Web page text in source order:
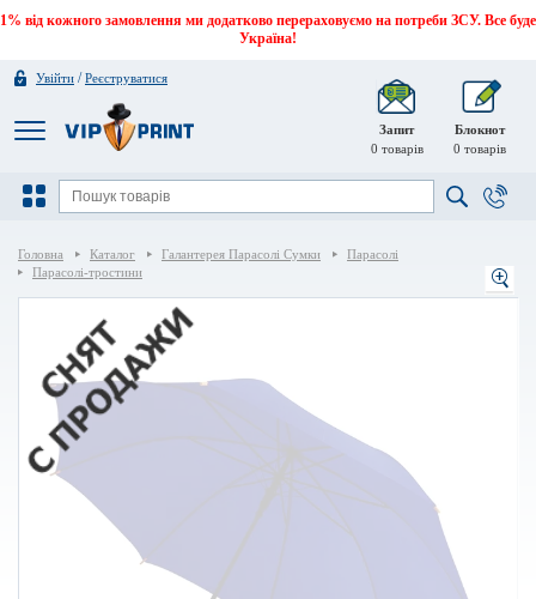
1% від кожного замовлення ми додатково перераховуємо на потреби ЗСУ. Все буде
Україна!
Увійти /Реєструватися
Запит
0 товарів
Блокнот
0 товарів
Головна Каталог Галантерея Парасолі Сумки
Парасолі
Парасолі-тростини